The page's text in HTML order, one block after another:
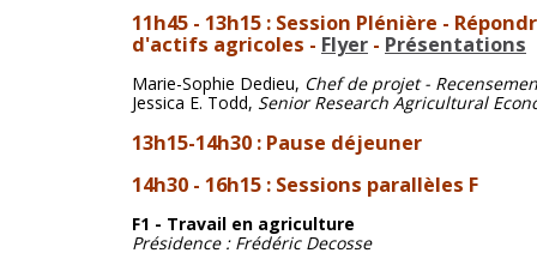
11h45 - 13h15 : Session Plénière -
d'actifs agricoles - Flyer - Présentations
Marie-Sophie Dedieu, Chef de projet -
Jessica E. Todd, Senior Research Agricultural
13h15-14h30 : Pause déjeuner
14h30 - 16h15 : Sessions parallèles F
F1 - Travail en agriculture
Présidence : Frédéric Decosse